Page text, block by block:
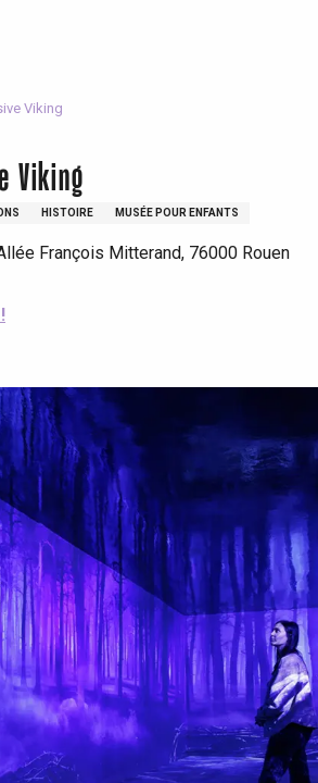
Viking
Viking
HISTOIRE MUSÉE POUR ENFANTS
François Mitterand, 76000 Rouen
favoris